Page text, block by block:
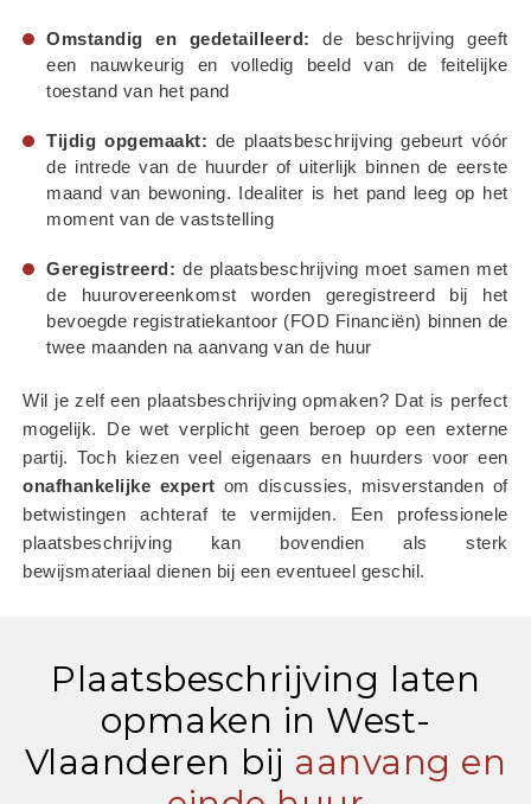
Omstandig en gedetailleerd:
de beschrijving geeft
een nauwkeurig en volledig beeld van de feitelijke
toestand van het pand
Tijdig opgemaakt: de plaatsbeschrijving gebeurt vóór
de intrede van de huurder of uiterlijk binnen de eerste
maand van bewoning. Idealiter is het pand leeg op het
moment van de vaststelling
Geregistreerd: de plaatsbeschrijving moet samen met
de huurovereenkomst worden geregistreerd bij het
bevoegde registratiekantoor (FOD Financiën) binnen de
twee maanden na aanvang van de huur
Wil je zelf een plaatsbeschrijving opmaken? Dat is perfect
mogelijk. De wet verplicht geen beroep op een externe
onafhankelijke expert om discussies, misverstanden of
betwistingen achteraf te vermijden. Een professionele
plaatsbeschrijving kan bovendien als sterk
bewijsmateriaal dienen bij een eventueel geschil.
Plaatsbeschrijving laten
opmaken in West-
Vlaanderen bij aanvang en